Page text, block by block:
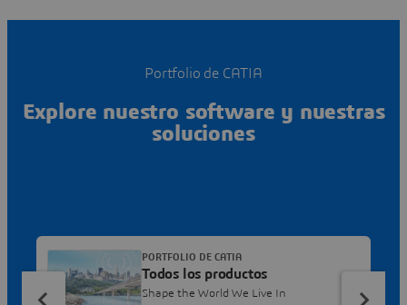
Portfolio de CATIA
Explore nuestro software y nuestras
soluciones
Todos los productos
Shape the World We Live In
PORTFOLIO DE CATIA